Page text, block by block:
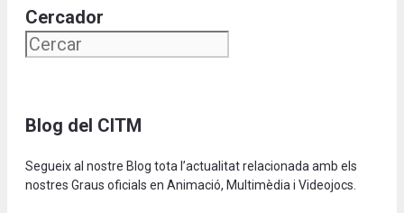
Cercador
Blog del CITM
Segueix al nostre Blog tota l’actualitat relacionada amb els
nostres Graus oficials en Animació, Multimèdia i Videojocs.